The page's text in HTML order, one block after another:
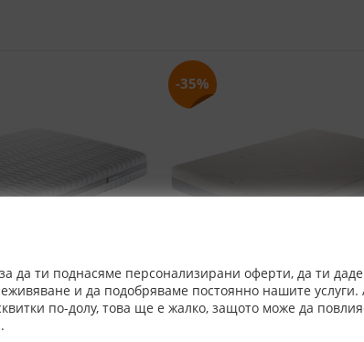
да ти поднасяме персонализирани оферти, да ти
и да подобряваме постоянно нашите услуги.
по-долу, това ще е жалко, защото може да
22 см -
-35%